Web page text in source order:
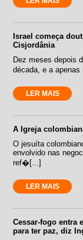
Israel começa
Cisjordânia
Dez meses depois
década, e a
LER MAIS
A Igreja
O jesuíta
envolvido nas
ref�[...]
LER MAIS
Cessar-fogo entra
para ter paz, diz